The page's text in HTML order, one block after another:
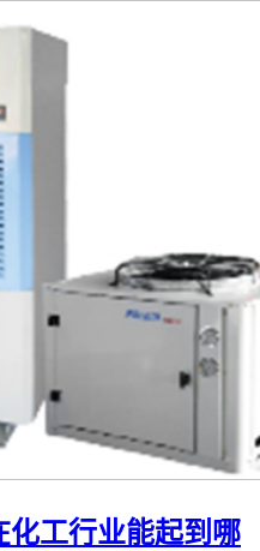
化工行业能起到哪